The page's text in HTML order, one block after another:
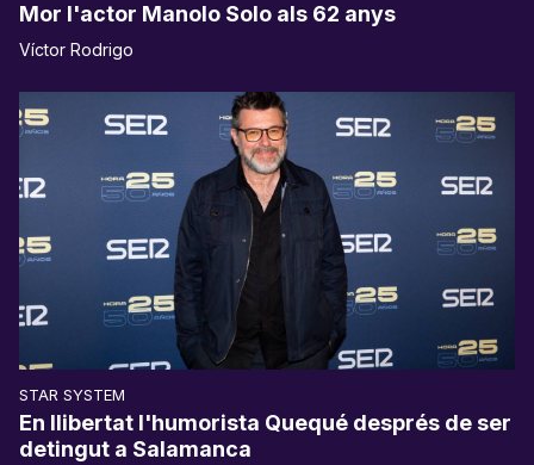
Mor l'actor Manolo Solo als 62 anys
Víctor Rodrigo
STAR SYSTEM
En llibertat l'humorista Quequé després de ser
detingut a Salamanca